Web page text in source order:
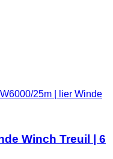
25m | lier Winde
Winch Treuil | 6